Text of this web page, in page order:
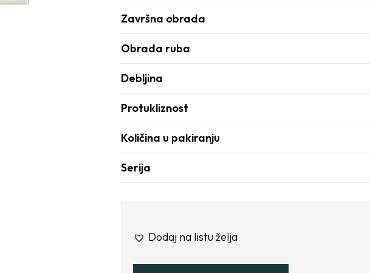
Završna obrada
Obrada ruba
Debljina
Protukliznost
Količina u pakiranju
Serija
Dodaj na listu želja